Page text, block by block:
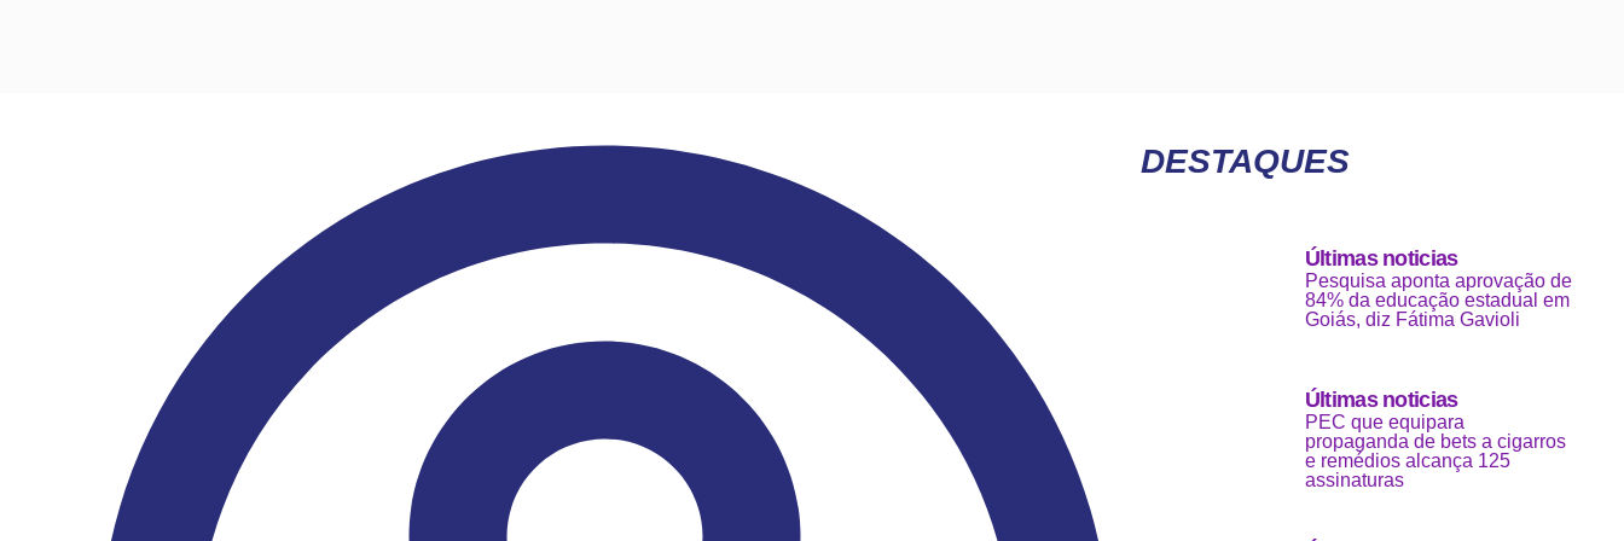
DESTAQUES
Últimas noticias
Pesquisa aponta aprovação de
84% da educação estadual em
Goiás, diz Fátima Gavioli
Últimas noticias
PEC que equipara
propaganda de bets a cigarros
e remédios alcança 125
assinaturas